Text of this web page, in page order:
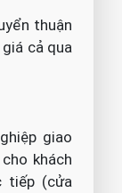
thuận
cả qua
giao
khách
tiếp (cửa